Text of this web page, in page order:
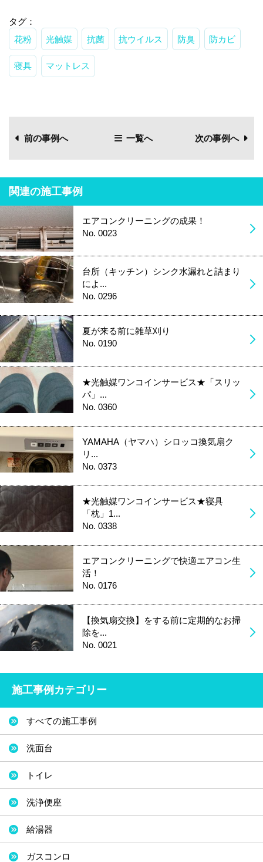
タグ：
花粉
光触媒 抗菌 抗ウイルス 防臭 防カビ
寝具 マットレス
前の事例へ 一覧へ 次の事例へ
関連の施工事例
エアコンクリーニングの成果！
No. 0023
台所（キッチン）シンク水漏れと詰まり
によ...
No. 0296
夏が来る前に雑草刈り
No. 0190
★光触媒ワンコインサービス★「スリッ
パ」...
No. 0360
YAMAHA（ヤマハ）シロッコ換気扇ク
リ...
No. 0373
★光触媒ワンコインサービス★寝具
「枕」1...
No. 0338
エアコンクリーニングで快適エアコン生
活！
No. 0176
【換気扇交換】をする前に定期的なお掃
除を...
No. 0021
施工事例カテゴリー
すべての施工事例
洗面台
トイレ
洗浄便座
給湯器
ガスコンロ